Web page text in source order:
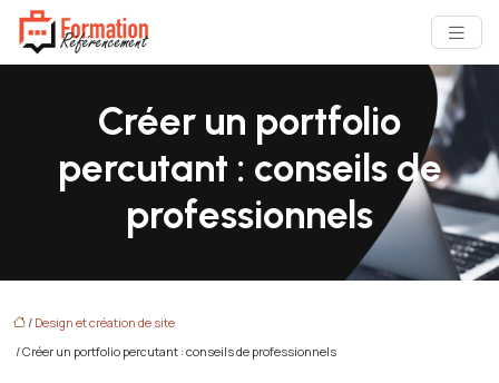
Créer un portfolio
percutant : conseils de
professionnels
/ Design et création de site
/ Créer un portfolio percutant : conseils de professionnels